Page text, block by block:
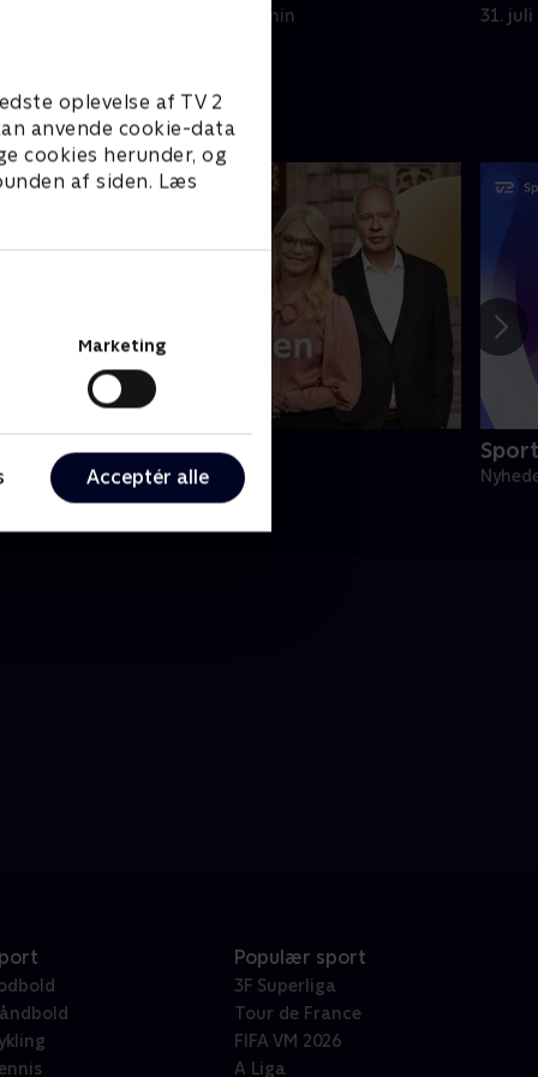
oplevelse af TV 2
anvende cookie-data
cookies herunder, og
af siden. Læs
Marketing
Acceptér alle
3. august 2026 • 3 min 31. juli
Tirsdagsanalysen
& Magasiner
Populær sport
3F Superliga
Tour de France
FIFA VM 2026
A Liga